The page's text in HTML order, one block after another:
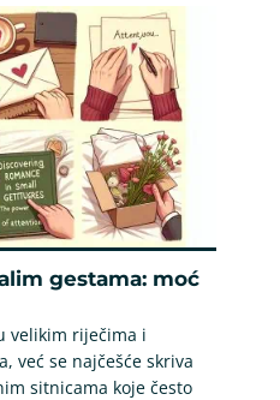
gestama: moć
velikim riječima i
već se najčešće skriva
sitnicama koje često